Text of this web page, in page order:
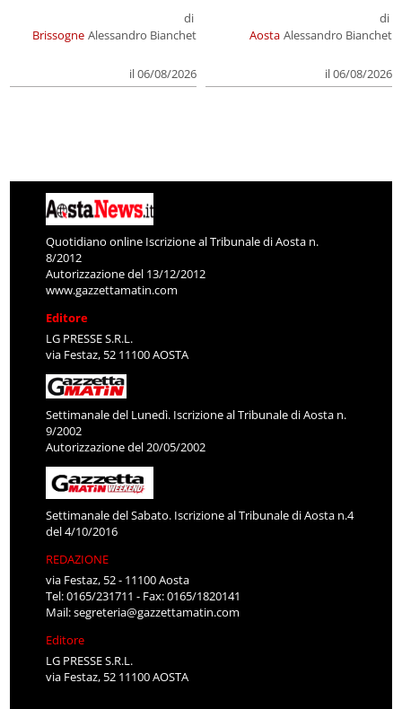
Brissogne
di
Alessandro Bianchet
il 06/08/2026
Aosta
di
Alessandro Bianchet
il 06/08/2026
Quotidiano online Iscrizione al Tribunale di Aosta n.
8/2012
Autorizzazione del 13/12/2012
www.gazzettamatin.com
Editore
LG PRESSE S.R.L.
via Festaz, 52 11100 AOSTA
Settimanale del Lunedì. Iscrizione al Tribunale di Aosta n.
9/2002
Autorizzazione del 20/05/2002
Settimanale del Sabato. Iscrizione al Tribunale di Aosta n.4
del 4/10/2016
REDAZIONE
via Festaz, 52 - 11100 Aosta
Tel: 0165/231711 - Fax: 0165/1820141
Mail:segreteria@gazzettamatin.com
Editore
LG PRESSE S.R.L.
via Festaz, 52 11100 AOSTA